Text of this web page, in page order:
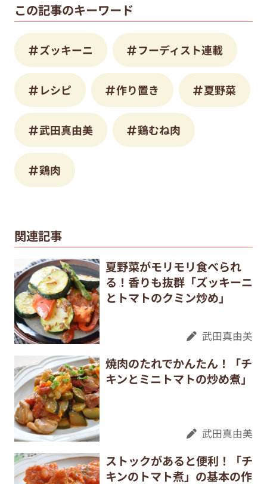
この記事のキーワード
ズッキーニ フーディスト連載
レシピ 作り置き 夏野菜
武田真由美 鶏むね肉
鶏肉
関連記事
夏野菜がモリモリ食べられ
る！香りも抜群「ズッキーニ
とトマトのクミン炒め」
武田真由美
焼肉のたれでかんたん！「チ
キンとミニトマトの炒め煮」
武田真由美
ストックがあると便利！「チ
キンのトマト煮」の基本の作